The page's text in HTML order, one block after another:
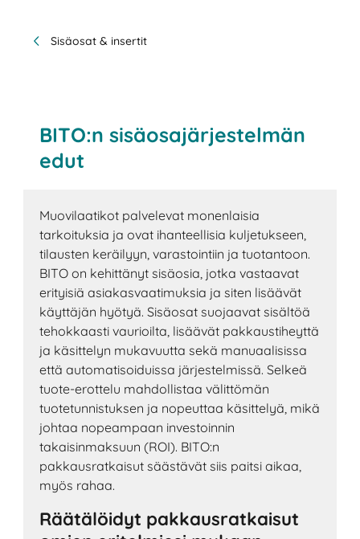
Sisäosat & insertit
BITO:n sisäosajärjestelmän
edut
Muovilaatikot palvelevat monenlaisia
tarkoituksia ja ovat ihanteellisia kuljetukseen,
tilausten keräilyyn, varastointiin ja tuotantoon.
BITO on kehittänyt sisäosia, jotka vastaavat
erityisiä asiakasvaatimuksia ja siten lisäävät
käyttäjän hyötyä. Sisäosat suojaavat sisältöä
tehokkaasti vaurioilta, lisäävät pakkaustiheyttä
ja käsittelyn mukavuutta sekä manuaalisissa
että automatisoiduissa järjestelmissä. Selkeä
tuote-erottelu mahdollistaa välittömän
tuotetunnistuksen ja nopeuttaa käsittelyä, mikä
johtaa nopeampaan investoinnin
takaisinmaksuun (ROI). BITO:n
pakkausratkaisut säästävät siis paitsi aikaa,
myös rahaa.
Räätälöidyt pakkausratkaisut